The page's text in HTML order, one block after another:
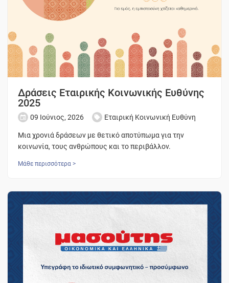
Δράσεις Εταιρικής Κοινωνικής Ευθύνης
2025
09 Ιούνιος, 2026 Εταιρική Κοινωνική Ευθύνη
Μια χρονιά δράσεων με θετικό αποτύπωμα για την
κοινωνία, τους ανθρώπους και το περιβάλλον.
Μάθε περισσότερα >